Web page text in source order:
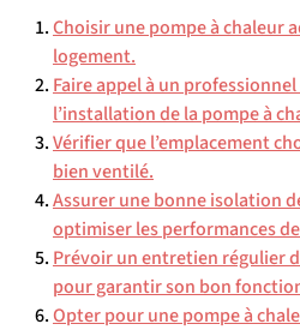
Choisir une pompe à chaleur
logement.
Faire appel à un
l’installation de la pompe à
Vérifier que l’emplacement
bien ventilé.
Assurer une bonne isolation
optimiser les performances
Prévoir un entretien régulier
pour garantir son bon
Opter pour une pompe à